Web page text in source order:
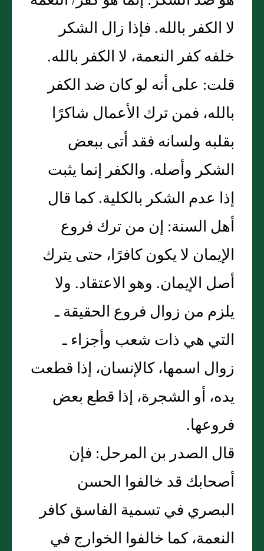
لا الكفر بالله‏.‏ فإذا زال الشكر
خلفه كفر النعمة، لا الكفر بالله‏.‏
قلت‏:‏ على أنه لو كان ضد الكفر
بالله، فمن ترك الأعمال شاكرًا
بقلبه ولسانه فقد أتى ببعض
الشكر وأصله‏.‏ والكفر إنما يثبت
إذا عدم الشكر بالكلية‏.‏ كما قال
أهل السنة‏:‏ إن من ترك فروع
الإيمان لا يكون كافرًا، حتى يترك
أصل الإيمان‏.‏ وهو الاعتقاد‏.‏ ولا
يلزم من زوال فروع الحقيقة ـ
التي هي ذات شعب وأجزاء ـ
زوال اسمها، كالإنسان، إذا قطعت
يده، أو الشجرة، إذا قطع بعض
فروعها‏.‏
قال الصدر بن المرحل‏:‏ فإن
أصحابك قد خالفوا الحسن
البصري في تسمية الفاسق كافر
النعمة، كما خالفوا الخوارج في